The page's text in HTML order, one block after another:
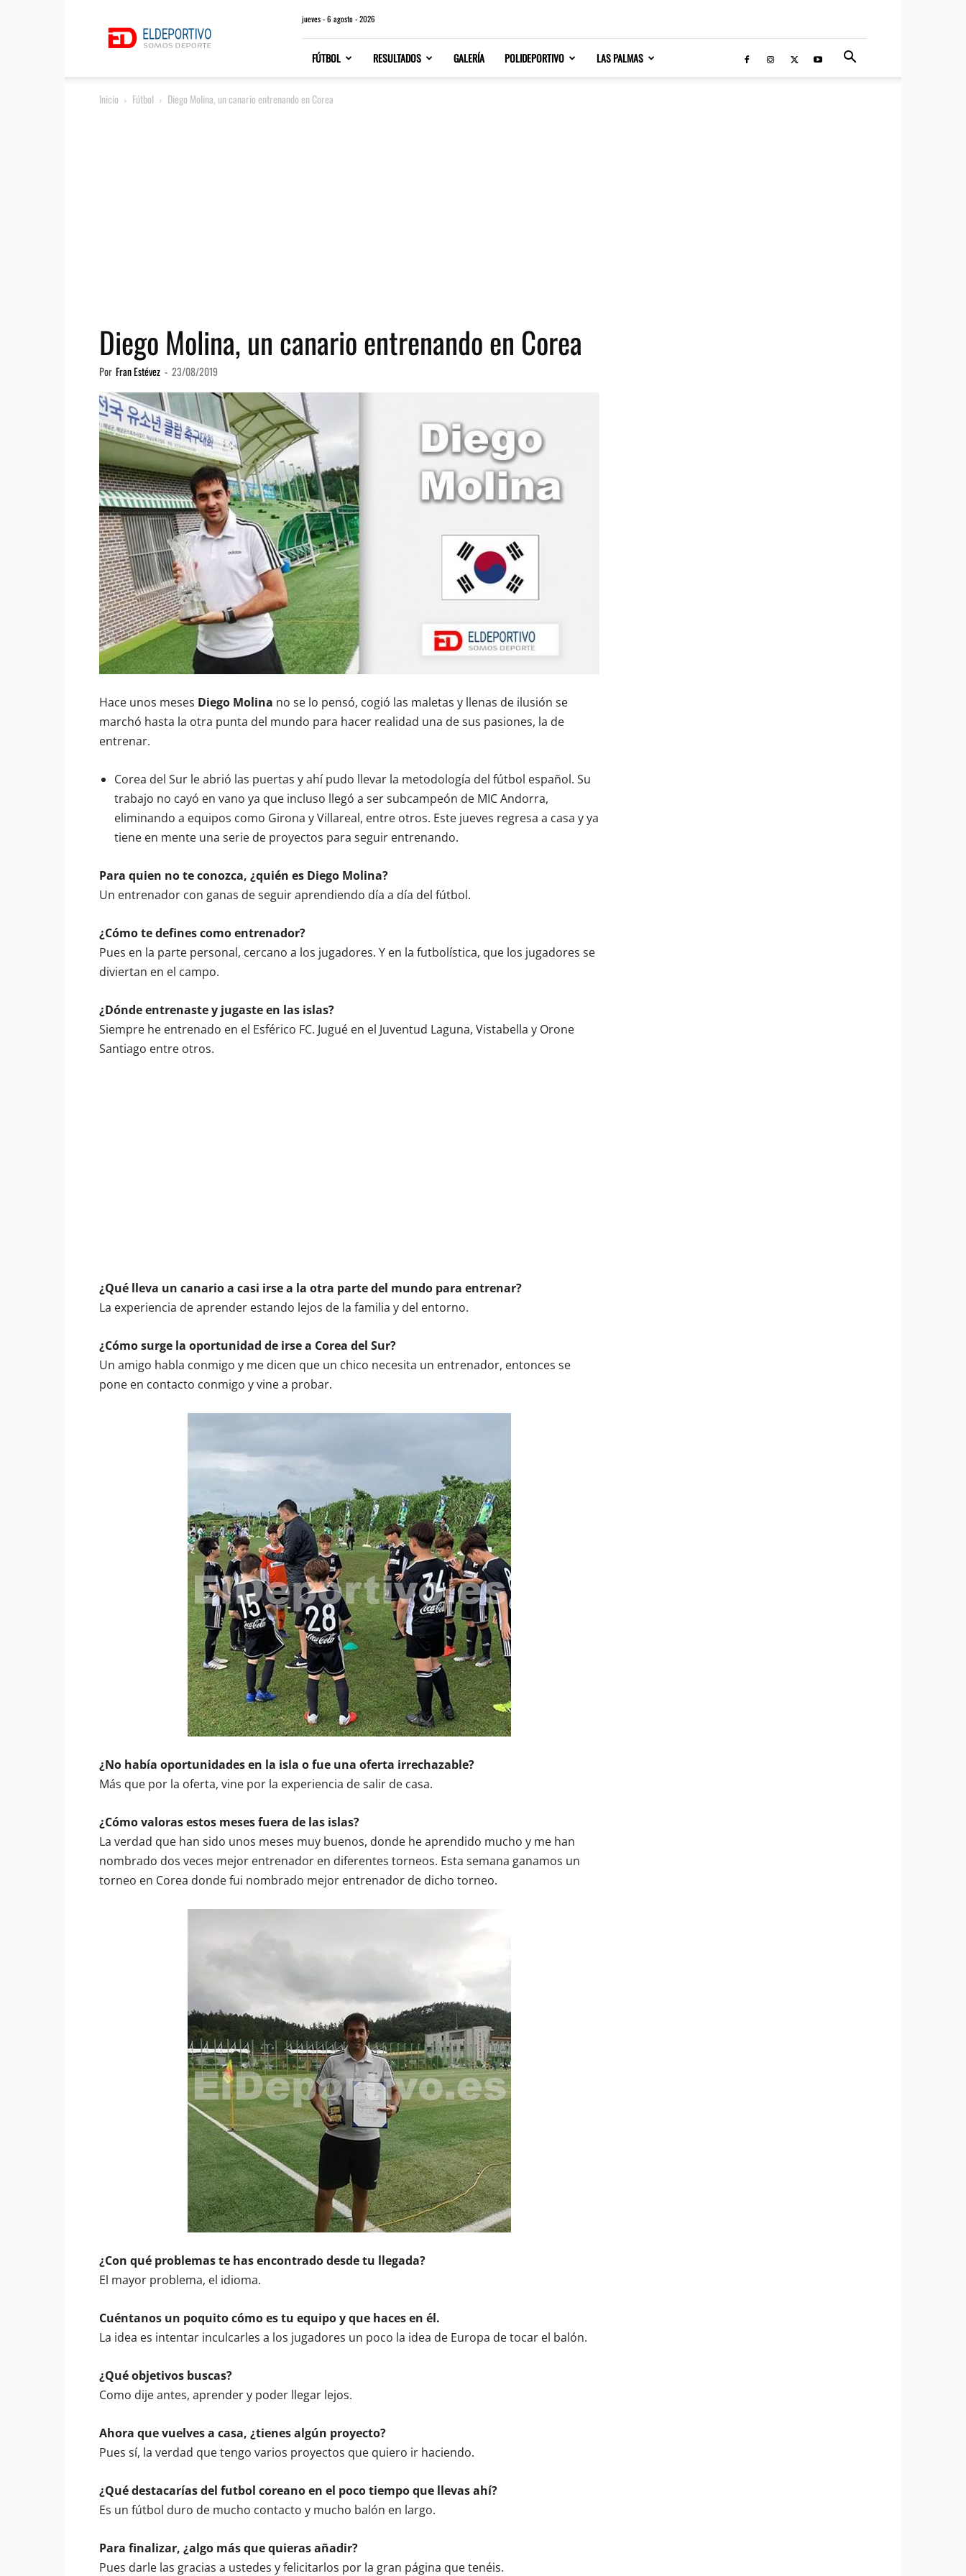
jueves - 6 agosto - 2026
FÚTBOL RESULTADOS GALERÍA POLIDEPORTIVO LAS PALMAS
Inicio Fútbol Diego Molina, un canario entrenando en Corea
Diego Molina, un canario entrenando en Corea
Por Fran Estévez - 23/08/2019
Hace unos meses Diego Molina no se lo pensó, cogió las maletas y llenas de ilusión se
marchó hasta la otra punta del mundo para hacer realidad una de sus pasiones, la de
entrenar.
Corea del Sur le abrió las puertas y ahí pudo llevar la metodología del fútbol español. Su
trabajo no cayó en vano ya que incluso llegó a ser subcampeón de MIC Andorra,
eliminando a equipos como Girona y Villareal, entre otros. Este jueves regresa a casa y ya
tiene en mente una serie de proyectos para seguir entrenando.
Para quien no te conozca, ¿quién es Diego Molina?
Un entrenador con ganas de seguir aprendiendo día a día del fútbol.
¿Cómo te defines como entrenador?
Pues en la parte personal, cercano a los jugadores. Y en la futbolística, que los jugadores se
diviertan en el campo.
¿Dónde entrenaste y jugaste en las islas?
Siempre he entrenado en el Esférico FC. Jugué en el Juventud Laguna, Vistabella y Orone
Santiago entre otros.
¿Qué lleva un canario a casi irse a la otra parte del mundo para entrenar?
La experiencia de aprender estando lejos de la familia y del entorno.
¿Cómo surge la oportunidad de irse a Corea del Sur?
Un amigo habla conmigo y me dicen que un chico necesita un entrenador, entonces se
pone en contacto conmigo y vine a probar.
¿No había oportunidades en la isla o fue una oferta irrechazable?
Más que por la oferta, vine por la experiencia de salir de casa.
¿Cómo valoras estos meses fuera de las islas?
La verdad que han sido unos meses muy buenos, donde he aprendido mucho y me han
nombrado dos veces mejor entrenador en diferentes torneos. Esta semana ganamos un
torneo en Corea donde fui nombrado mejor entrenador de dicho torneo.
¿Con qué problemas te has encontrado desde tu llegada?
El mayor problema, el idioma.
Cuéntanos un poquito cómo es tu equipo y que haces en él.
La idea es intentar inculcarles a los jugadores un poco la idea de Europa de tocar el balón.
¿Qué objetivos buscas?
Como dije antes, aprender y poder llegar lejos.
Ahora que vuelves a casa, ¿tienes algún proyecto?
Pues sí, la verdad que tengo varios proyectos que quiero ir haciendo.
¿Qué destacarías del futbol coreano en el poco tiempo que llevas ahí?
Es un fútbol duro de mucho contacto y mucho balón en largo.
Para finalizar, ¿algo más que quieras añadir?
Pues darle las gracias a ustedes y felicitarlos por la gran página que tenéis.